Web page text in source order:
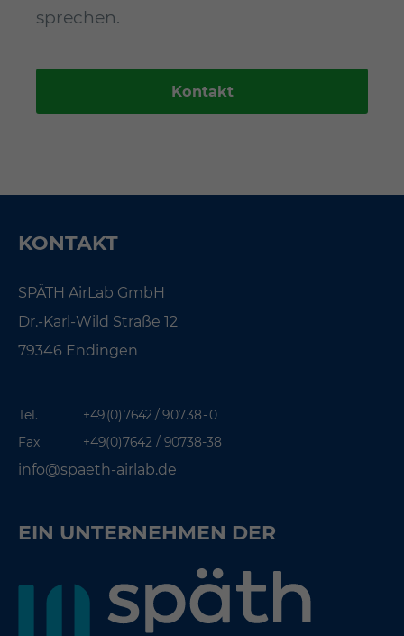
sprechen.
Kontakt
KONTAKT
SPÄTH AirLab GmbH
Dr.-Karl-Wild Straße 12
79346 Endingen
Tel.
+49 (0) 7642 / 9 07 38 - 0
Fax
+49(0)7642 / 90738-38
info@spaeth-airlab.de
EIN UNTERNEHMEN DER